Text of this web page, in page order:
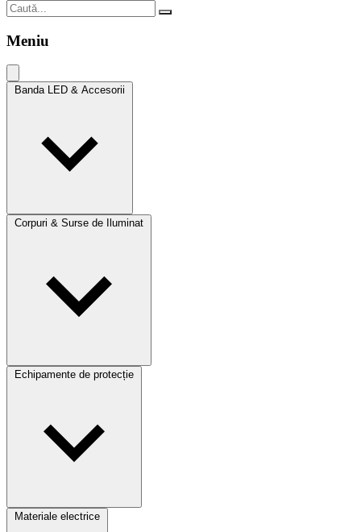
Meniu
Banda LED & Accesorii
Corpuri & Surse de Iluminat
Echipamente de protecție
Materiale electrice